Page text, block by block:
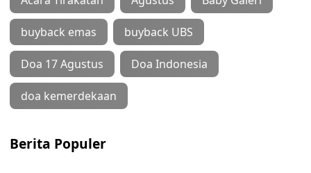
buyback emas buyback UBS
Doa 17 Agustus Doa Indonesia
doa kemerdekaan
Berita Populer